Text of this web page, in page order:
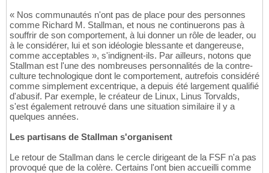
« Nos communautés n'ont pas de place pour des personnes
comme Richard M. Stallman, et nous ne continuerons pas à
souffrir de son comportement, à lui donner un rôle de leader, ou
à le considérer, lui et son idéologie blessante et dangereuse,
comme acceptables », s'indignent-ils. Par ailleurs, notons que
Stallman est l'une des nombreuses personnalités de la contre-
culture technologique dont le comportement, autrefois considéré
comme simplement excentrique, a depuis été largement qualifié
d'abusif. Par exemple, le créateur de Linux, Linus Torvalds,
s'est également retrouvé dans une situation similaire il y a
quelques années.
Les partisans de Stallman s'organisent
Le retour de Stallman dans le cercle dirigeant de la FSF n'a pas
provoqué que de la colère. Certains l'ont bien accueilli comme